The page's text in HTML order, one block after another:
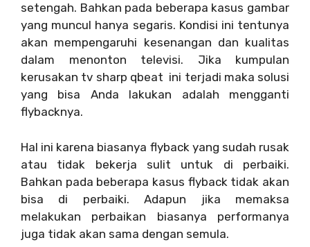
setengah. Bahkan pada beberapa kasus gambar
yang muncul hanya segaris. Kondisi ini tentunya
akan mempengaruhi kesenangan dan kualitas
dalam menonton televisi. Jika kumpulan
kerusakan tv sharp qbeat ini terjadi maka solusi
yang bisa Anda lakukan adalah mengganti
flybacknya.
Hal ini karena biasanya flyback yang sudah rusak
atau tidak bekerja sulit untuk di perbaiki.
Bahkan pada beberapa kasus flyback tidak akan
bisa di perbaiki. Adapun jika memaksa
melakukan perbaikan biasanya performanya
juga tidak akan sama dengan semula.